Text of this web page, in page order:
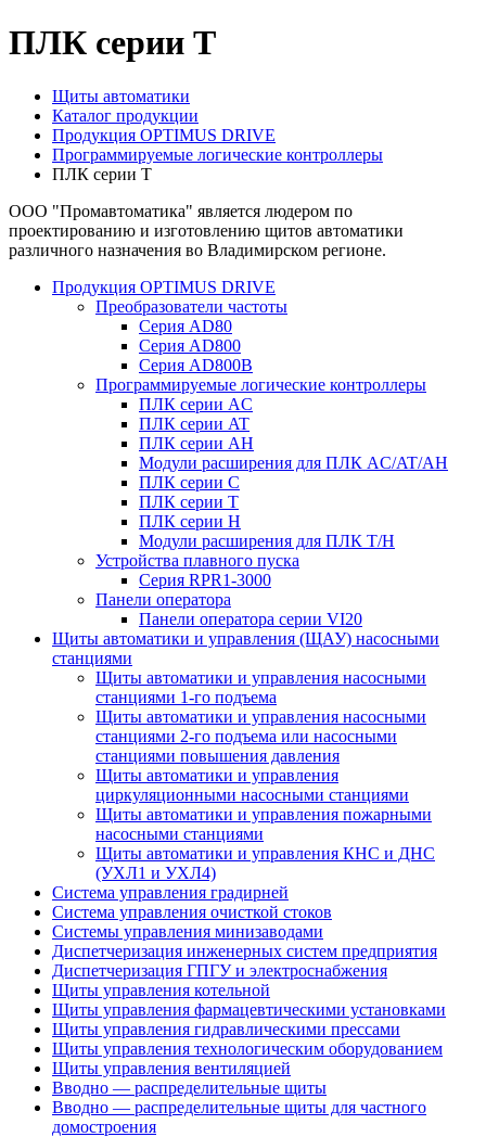
ПЛК серии T
Щиты автоматики
Каталог продукции
Продукция OPTIMUS DRIVE
Программируемые логические контроллеры
ПЛК серии T
ООО "Промавтоматика" является людером по
проектированию и изготовлению щитов автоматики
различного назначения во Владимирском регионе.
Продукция OPTIMUS DRIVE
Преобразователи частоты
Серия AD80
Серия AD800
Серия AD800B
Программируемые логические контроллеры
ПЛК серии AC
ПЛК серии AT
ПЛК серии AH
Модули расширения для ПЛК AC/AT/AH
ПЛК серии C
ПЛК серии T
ПЛК серии H
Модули расширения для ПЛК T/H
Устройства плавного пуска
Серия RPR1-3000
Панели оператора
Панели оператора серии VI20
Щиты автоматики и управления (ЩАУ) насосными
станциями
Щиты автоматики и управления насосными
станциями 1-го подъема
Щиты автоматики и управления насосными
станциями 2-го подъема или насосными
станциями повышения давления
Щиты автоматики и управления
циркуляционными насосными станциями
Щиты автоматики и управления пожарными
насосными станциями
Щиты автоматики и управления КНС и ДНС
(УХЛ1 и УХЛ4)
Система управления градирней
Система управления очисткой стоков
Системы управления минизаводами
Диспетчеризация инженерных систем предприятия
Диспетчеризация ГПГУ и электроснабжения
Щиты управления котельной
Щиты управления фармацевтическими установками
Щиты управления гидравлическими прессами
Щиты управления технологическим оборудованием
Щиты управления вентиляцией
Вводно — распределительные щиты
Вводно — распределительные щиты для частного
домостроения